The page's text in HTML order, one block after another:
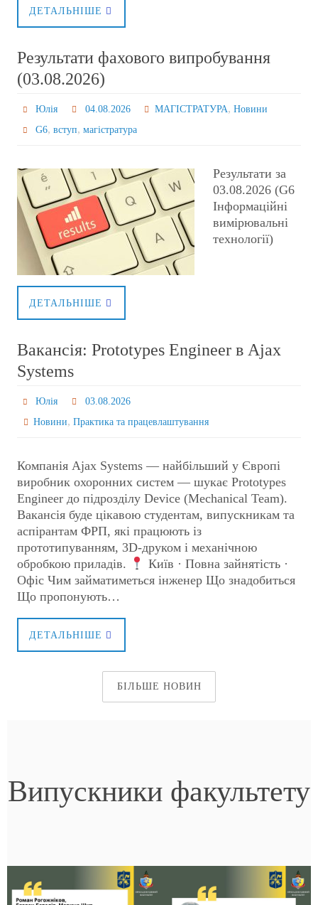
ДЕТАЛЬНІШЕ
Результати фахового випробування
(03.08.2026)
Юлія 04.08.2026 МАГІСТРАТУРА, Новини
G6,вступ,магістратура
Результати за
03.08.2026 (G6
Інформаційні
вимірювальні
технології)
ДЕТАЛЬНІШЕ
Вакансія: Prototypes Engineer в Ajax
Systems
Юлія
03.08.2026
Новини,Практика та працевлаштування
Компанія Ajax Systems — найбільший у Європі
виробник охоронних систем — шукає Prototypes
Engineer до підрозділу Device (Mechanical Team).
Вакансія буде цікавою студентам, випускникам та
аспірантам ФРП, які працюють із
прототипуванням, 3D-друком і механічною
обробкою приладів.
Київ · Повна зайнятість ·
Офіс Чим займатиметься інженер Що знадобиться
Що пропонують…
ДЕТАЛЬНІШЕ
БІЛЬШЕ НОВИН
Випускники факультету